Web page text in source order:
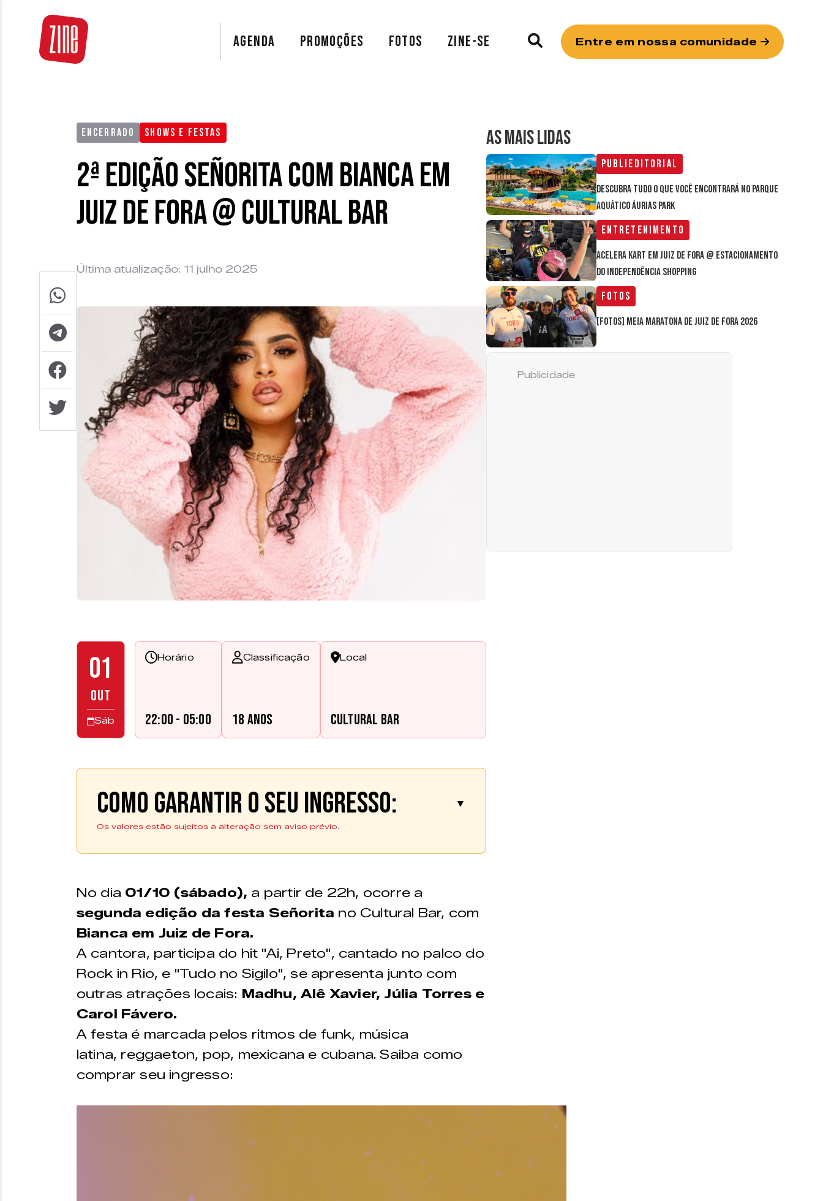
AGENDA PROMOÇÕES FOTOS ZINE-SE Entre em nossa comunidade
ENCERRADO SHOWS E FESTAS
2ª Edição Señorita com Bianca em
Juiz de Fora @ Cultural Bar
Última atualização: 11 julho 2025
01
OUT
Sáb
Horário
22:00 - 05:00
Classificação
18 anos
Local
Cultural Bar
Como garantir o seu ingresso: ▼
Os valores estão sujeitos a alteração sem aviso prévio.
No dia 01/10 (sábado), a partir de 22h, ocorre a
segunda edição da festa Señorita no Cultural Bar, com
Bianca em Juiz de Fora.
A cantora, participa do hit "Ai, Preto", cantado no palco do
Rock in Rio, e "Tudo no Sigilo", se apresenta junto com
outras atrações locais: Madhu, Alê Xavier, Júlia Torres e
Carol Fávero.
A festa é marcada pelos ritmos de funk, música
latina, reggaeton, pop, mexicana e cubana. Saiba como
comprar seu ingresso:
AS MAIS LIDAS
Publieditorial
Descubra tudo o que você encontrará no parque
aquático Áurias Park
Entretenimento
Acelera Kart em Juiz de Fora @ estacionamento
do Independência Shopping
Fotos
[FOTOS] Meia Maratona de Juiz de Fora 2026
Publicidade